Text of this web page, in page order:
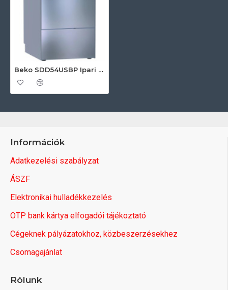
Beko SDD54USBP Ipari edénymosogató
Információk
Adatkezelési szabályzat
ÁSZF
Elektronikai hulladékkezelés
OTP bank kártya elfogadói tájékoztató
Cégeknek pályázatokhoz, közbeszerzésekhez
Csomagajánlat
Rólunk